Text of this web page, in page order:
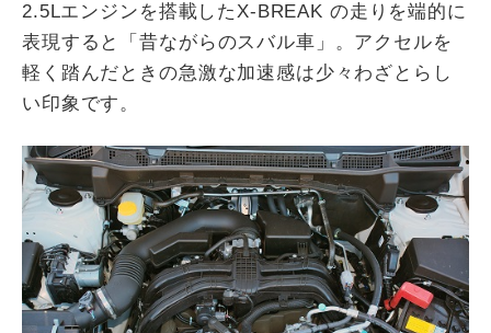
2.5Lエンジンを搭載したX-BREAK の走りを端的に
表現すると「昔ながらのスバル車」。アクセルを
軽く踏んだときの急激な加速感は少々わざとらし
い印象です。